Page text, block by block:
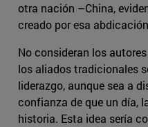
otra nación –China,
creado por esa
No consideran los
los aliados tradicionales
liderazgo, aunque sea a
confianza de que un día,
historia. Esta idea sería